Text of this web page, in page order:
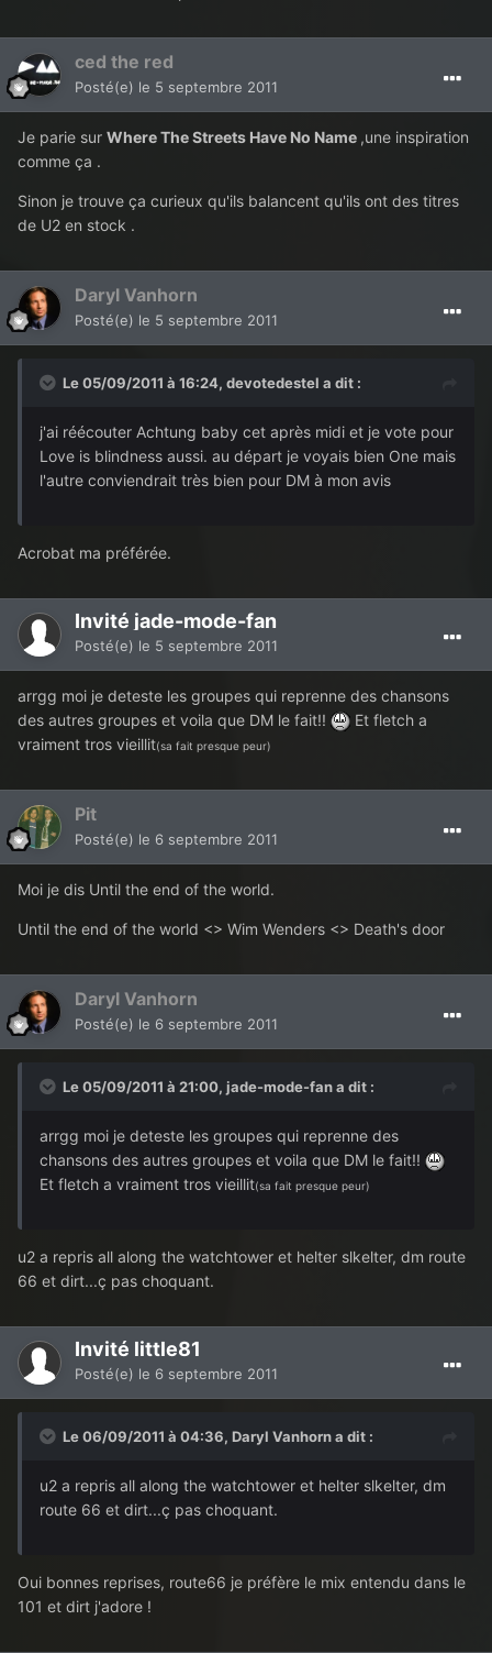
ced the red
Posté(e) le 5 septembre 2011
Je parie sur Where The Streets Have No Name ,une inspiration
comme ça .
Sinon je trouve ça curieux qu'ils balancent qu'ils ont des titres
de U2 en stock .
Daryl Vanhorn
Posté(e) le 5 septembre 2011
Le 05/09/2011 à 16:24, devotedestel a dit :
j'ai réécouter Achtung baby cet après midi et je vote pour
Love is blindness aussi. au départ je voyais bien One mais
l'autre conviendrait très bien pour DM à mon avis
Acrobat ma préférée.
Invité jade-mode-fan
Posté(e) le 5 septembre 2011
arrgg moi je deteste les groupes qui reprenne des chansons
des autres groupes et voila que DM le fait!!
Et fletch a
vraiment tros vieillit(sa fait presque peur)
Pit
Posté(e) le 6 septembre 2011
Moi je dis Until the end of the world.
Until the end of the world <> Wim Wenders <> Death's door
Daryl Vanhorn
Posté(e) le 6 septembre 2011
Le 05/09/2011 à 21:00, jade-mode-fan a dit :
arrgg moi je deteste les groupes qui reprenne des
chansons des autres groupes et voila que DM le fait!!
Et fletch a vraiment tros vieillit(sa fait presque peur)
u2 a repris all along the watchtower et helter slkelter, dm route
66 et dirt...ç pas choquant.
Invité little81
Posté(e) le 6 septembre 2011
Le 06/09/2011 à 04:36, Daryl Vanhorn a dit :
u2 a repris all along the watchtower et helter slkelter, dm
route 66 et dirt...ç pas choquant.
Oui bonnes reprises, route66 je préfère le mix entendu dans le
101 et dirt j'adore !